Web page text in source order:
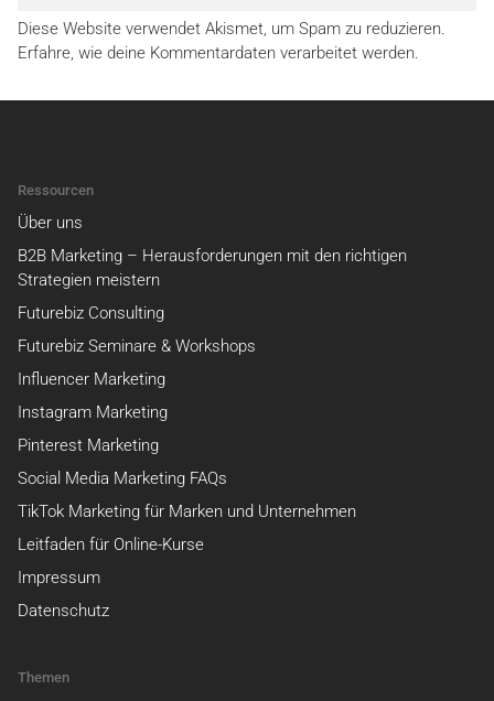
Diese Website verwendet Akismet, um Spam zu reduzieren.
Erfahre, wie deine Kommentardaten verarbeitet werden.
Ressourcen
Über uns
B2B Marketing – Herausforderungen mit den richtigen
Strategien meistern
Futurebiz Consulting
Futurebiz Seminare & Workshops
Influencer Marketing
Instagram Marketing
Pinterest Marketing
Social Media Marketing FAQs
TikTok Marketing für Marken und Unternehmen
Leitfaden für Online-Kurse
Impressum
Datenschutz
Themen